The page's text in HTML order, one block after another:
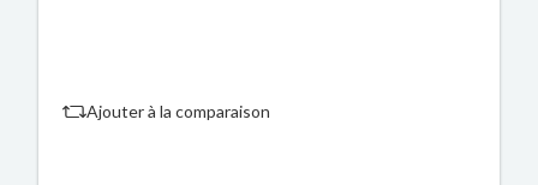
Ajouter à la comparaison